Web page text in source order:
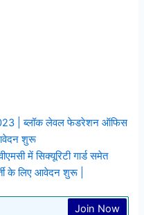
| ब्लॉक लेवल फेडरेशन ऑफिस
आवेदन शुरू
में सिक्यूरिटी गार्ड समेत
के लिए आवेदन शुरू |
Join Now